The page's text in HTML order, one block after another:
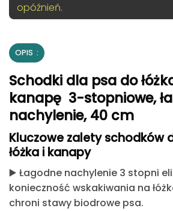
opóźnień.
OPIS
Schodki dla psa do
kanapę 3-stopniowe,
nachylenie, 40 cm
Kluczowe zalety schodków
łóżka i kanapy
▶️ Łagodne nachylenie 3 stopni
konieczność wskakiwania na
chroni stawy biodrowe psa.